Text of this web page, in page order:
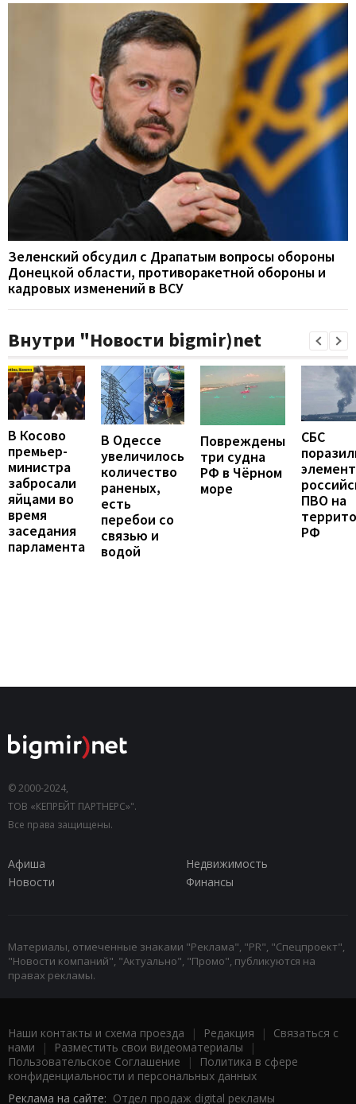
Зеленский обсудил с Драпатым вопросы обороны
Донецкой области, противоракетной обороны и
кадровых изменений в ВСУ
Внутри "Новости bigmir)net
В Косово
премьер-
министра
забросали
яйцами во
время
заседания
парламента
В Одессе
увеличилось
количество
раненых,
есть
перебои со
связью и
водой
Повреждены
три судна
РФ в Чёрном
море
СБС
ПВО на
РФ
© 2000-2024,
ТОВ «КЕПРЕЙТ ПАРТНЕРС»".
Все права защищены.
Афиша
Недвижимость
Новости
Финансы
Материалы, отмеченные знаками "Реклама", "PR", "Спецпроект",
"Новости компаний", "Актуально", "Промо", публикуются на
правах рекламы.
Наши контакты и схема проезда | Редакция | Связаться с
нами | Разместить свои видеоматериалы |
Пользовательское Соглашение |
Политика в сфере
конфиденциальности и персональных данных
Реклама на сайте: Отдел продаж digital рекламы